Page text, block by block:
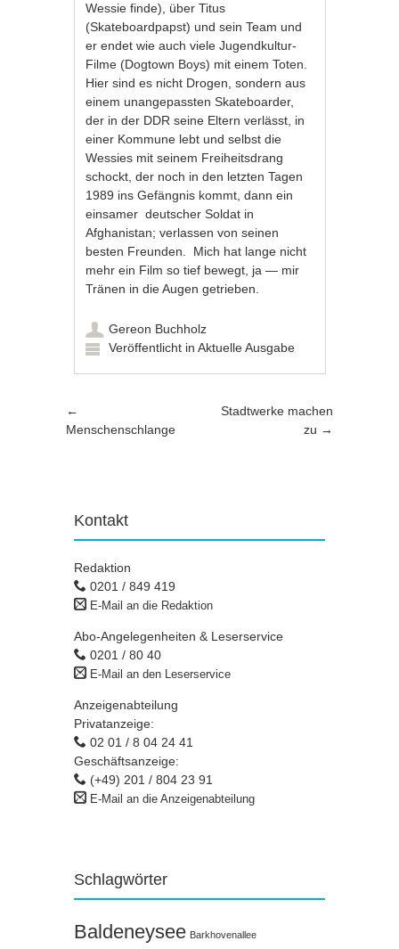
Wessie finde), über Titus
(Skateboardpapst) und sein Team und
er endet wie auch viele Jugendkultur-
Filme (Dogtown Boys) mit einem Toten.
Hier sind es nicht Drogen, sondern aus
einem unangepassten Skateboarder,
der in der DDR seine Eltern verlässt, in
einer Kommune lebt und selbst die
Wessies mit seinem Freiheitsdrang
schockt, der noch in den letzten Tagen
1989 ins Gefängnis kommt, dann ein
einsamer deutscher Soldat in
Afghanistan; verlassen von seinen
besten Freunden. Mich hat lange nicht
mehr ein Film so tief bewegt, ja — mir
Tränen in die Augen getrieben.
Gereon Buchholz
Veröffentlicht inAktuelle Ausgabe
Artikel-Navigation
←
Menschenschlange
Stadtwerke machen
zu →
Kontakt
Redaktion
0201 / 849 419
E-Mail an die Redaktion
Abo-Angelegenheiten & Leserservice
0201 / 80 40
E-Mail an den Leserservice
Anzeigenabteilung
Privatanzeige:
02 01 / 8 04 24 41
Geschäftsanzeige:
(+49) 201 / 804 23 91
E-Mail an die Anzeigenabteilung
Schlagwörter
Baldeneysee Barkhovenallee